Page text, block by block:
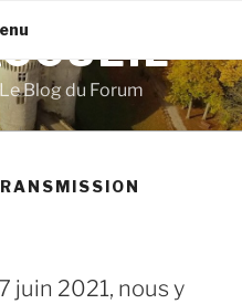
Le Blog du Forum
juin 2021, nous y